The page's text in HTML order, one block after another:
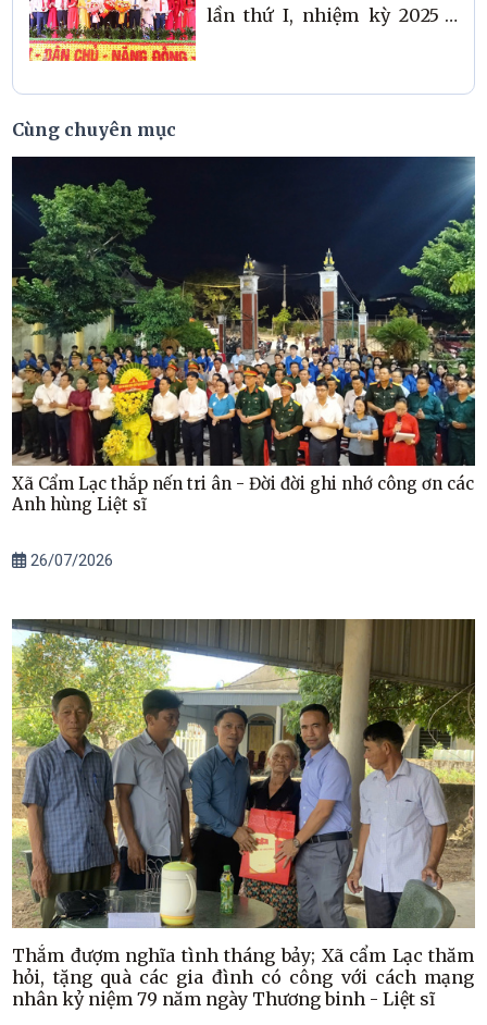
lần thứ I, nhiệm kỳ 2025 -
Cùng chuyên mục
Xã Cẩm Lạc thắp nến tri ân - Đời đời ghi nhớ công ơn các
Anh hùng Liệt sĩ
26/07/2026
Thắm đượm nghĩa tình tháng bảy; Xã cẩm Lạc thăm
hỏi, tặng quà các gia đình có công với cách mạng
nhân kỷ niệm 79 năm ngày Thương binh - Liệt sĩ